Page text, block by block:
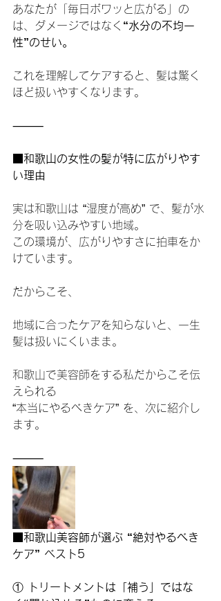
あなたが「毎日ボワッと広がる」の
は、ダメージではなく “水分の不均一
性”のせい。
これを理解してケアすると、髪は驚く
ほど扱いやすくなります。
⸻
■和歌山の女性の髪が特に広がりやす
い理由
実は和歌山は “湿度が高め” で、髪が水
分を吸い込みやすい地域。
この環境が、広がりやすさに拍車をか
けています。
だからこそ、
地域に合ったケアを知らないと、一生
髪は扱いにくいまま。
和歌山で美容師をする私だからこそ伝
えられる
“本当にやるべきケア” を、次に紹介し
ます。
⸻
■和歌山美容師が選ぶ “絶対やるべき
ケア” ベスト5
① トリートメントは「補う」ではな